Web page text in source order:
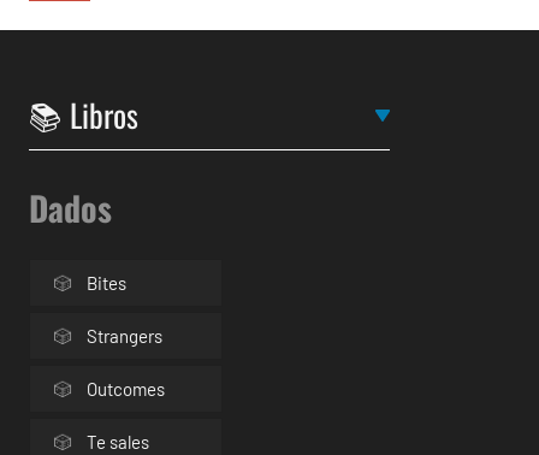
Dados
Bites
Strangers
Outcomes
Te sales